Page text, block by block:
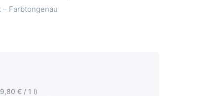
Farbtongenau
€ / 1 l)